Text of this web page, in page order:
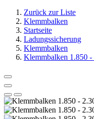
Zurück zur Liste
Klemmbalken
Startseite
Ladungssicherung
Klemmbalken
Klemmbalken 1.850